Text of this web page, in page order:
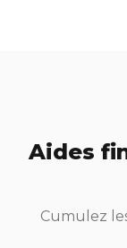
Aides
Cumulez